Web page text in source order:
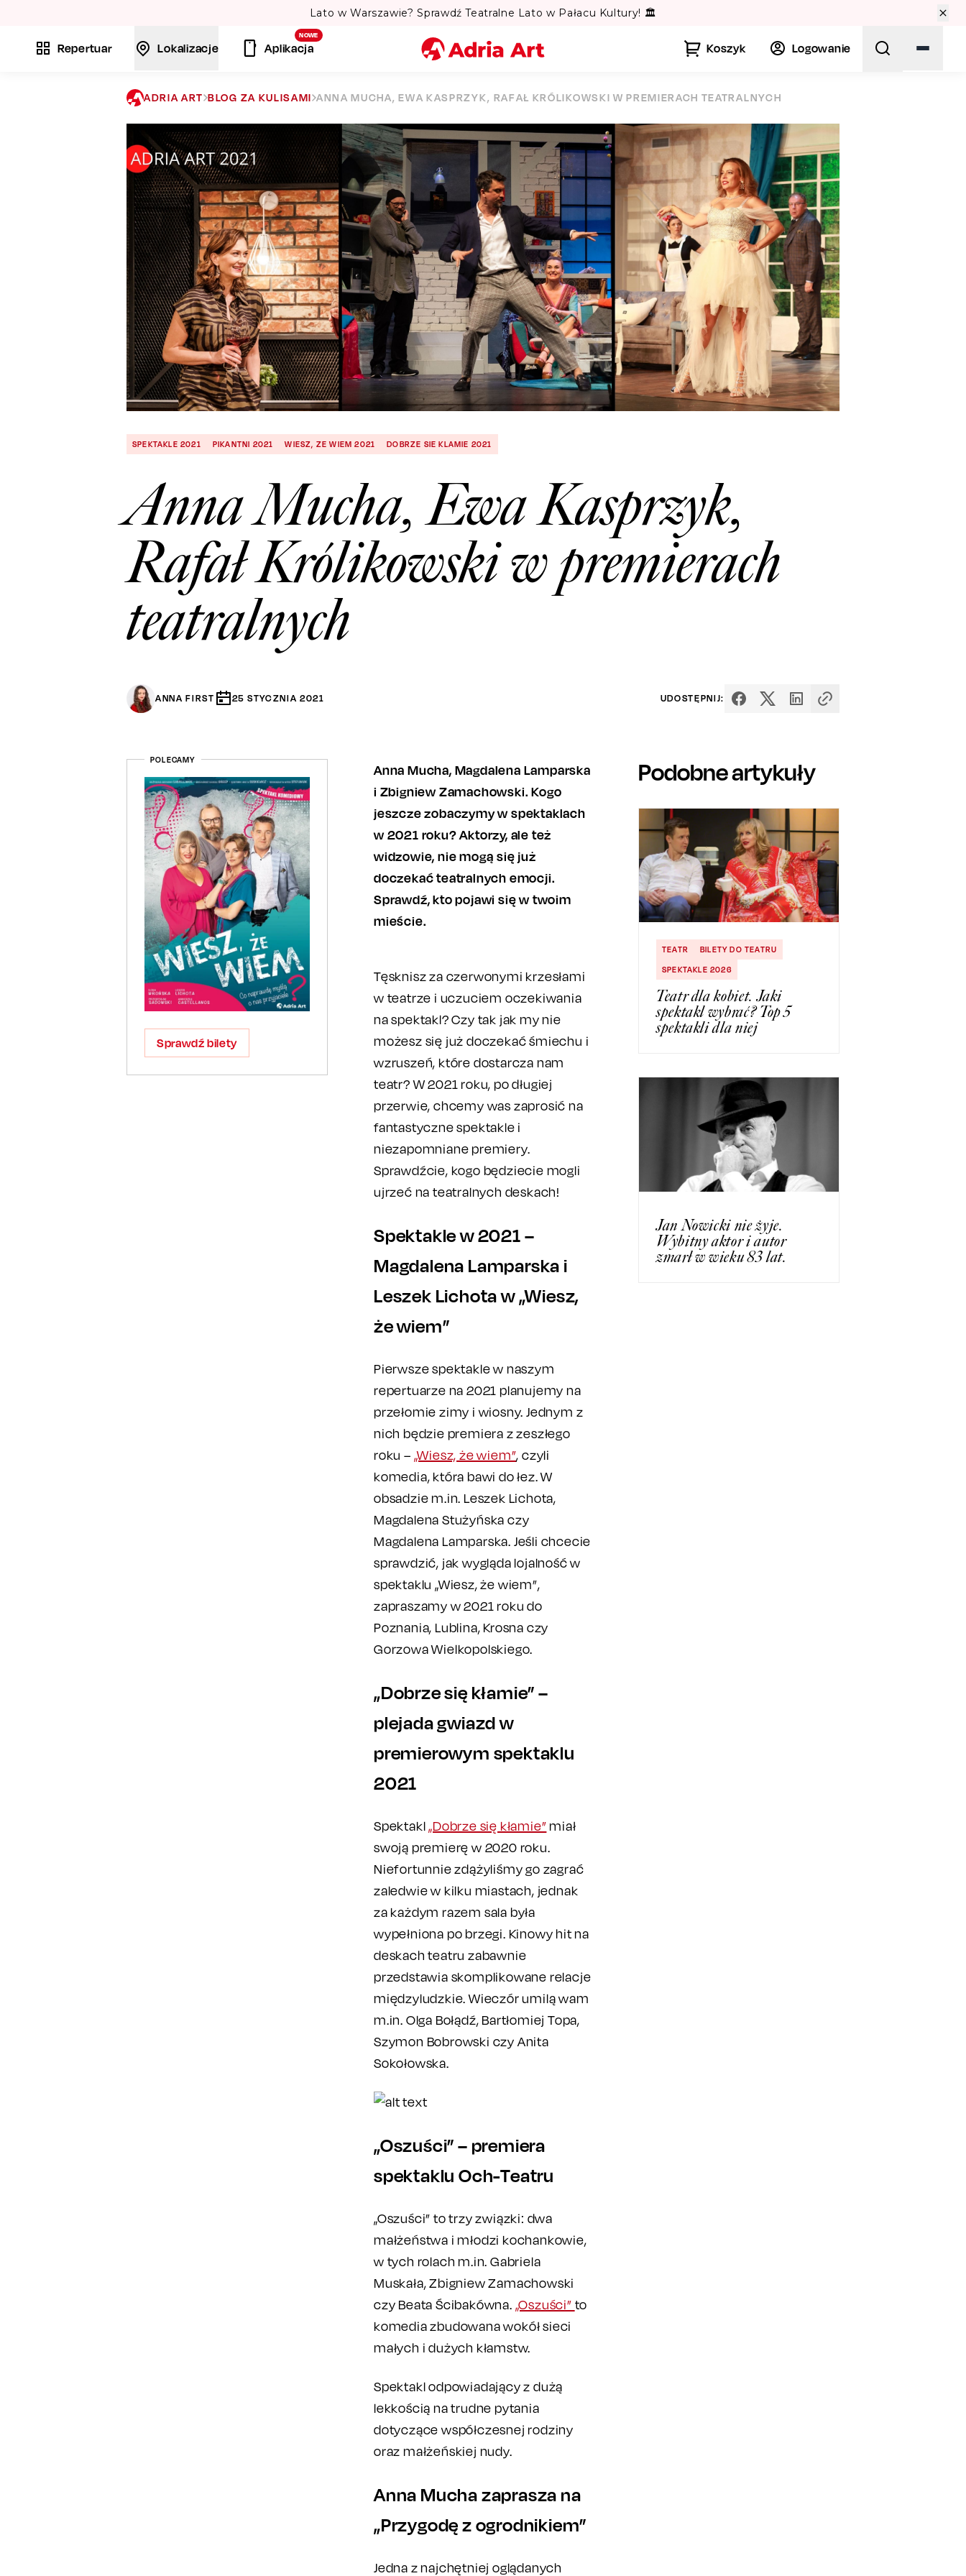
Lato w Warszawie? Sprawdź Teatralne Lato w Pałacu Kultury! 🏛️
Repertuar Lokalizacje
NOWE
Aplikacja Koszyk Logowanie
Miasto
Kategoria
Szukaj
ADRIA ART BLOG ZA KULISAMI ANNA MUCHA, EWA KASPRZYK, RAFAŁ KRÓLIKOWSKI W PREMIERACH TEATRALNYCH
SPEKTAKLE 2021 PIKANTNI 2021 WIESZ, ZE WIEM 2021 DOBRZE SIE KLAMIE 2021
Anna Mucha, Ewa Kasprzyk,
Rafał Królikowski w premierach
teatralnych
ANNA FIRST 25 STYCZNIA 2021 UDOSTĘPNIJ:
POLECAMY
Sprawdź bilety
Anna Mucha, Magdalena Lamparska
i Zbigniew Zamachowski. Kogo
jeszcze zobaczymy w spektaklach
w 2021 roku? Aktorzy, ale też
widzowie, nie mogą się już
doczekać teatralnych emocji.
Sprawdź, kto pojawi się w twoim
mieście.
Tęsknisz za czerwonymi krzesłami
w teatrze i uczuciem oczekiwania
na spektakl? Czy tak jak my nie
możesz się już doczekać śmiechu i
wzruszeń, które dostarcza nam
teatr? W 2021 roku, po długiej
przerwie, chcemy was zaprosić na
fantastyczne spektakle i
niezapomniane premiery.
Sprawdźcie, kogo będziecie mogli
ujrzeć na teatralnych deskach!
Spektakle w 2021 –
Magdalena Lamparska i
Leszek Lichota w „Wiesz,
że wiem”
Pierwsze spektakle w naszym
repertuarze na 2021 planujemy na
przełomie zimy i wiosny. Jednym z
nich będzie premiera z zeszłego
roku – „Wiesz, że wiem”, czyli
komedia, która bawi do łez. W
obsadzie m.in. Leszek Lichota,
Magdalena Stużyńska czy
Magdalena Lamparska. Jeśli chcecie
sprawdzić, jak wygląda lojalność w
spektaklu „Wiesz, że wiem”,
zapraszamy w 2021 roku do
Poznania, Lublina, Krosna czy
Gorzowa Wielkopolskiego.
„Dobrze się kłamie” –
plejada gwiazd w
premierowym spektaklu
2021
Spektakl„Dobrze się kłamie” miał
swoją premierę w 2020 roku.
Niefortunnie zdążyliśmy go zagrać
zaledwie w kilku miastach, jednak
za każdym razem sala była
wypełniona po brzegi. Kinowy hit na
deskach teatru zabawnie
przedstawia skomplikowane relacje
międzyludzkie. Wieczór umilą wam
m.in. Olga Bołądź, Bartłomiej Topa,
Szymon Bobrowski czy Anita
Sokołowska.
„Oszuści” – premiera
spektaklu Och-Teatru
„Oszuści” to trzy związki: dwa
małżeństwa i młodzi kochankowie,
w tych rolach m.in. Gabriela
Muskała, Zbigniew Zamachowski
czy Beata Ścibakówna. „Oszuści” to
komedia zbudowana wokół sieci
małych i dużych kłamstw.
Spektakl odpowiadający z dużą
lekkością na trudne pytania
dotyczące współczesnej rodziny
oraz małżeńskiej nudy.
Anna Mucha zaprasza na
„Przygodę z ogrodnikiem”
Jedna z najchętniej oglądanych
Podobne artykuły
TEATR
BILETY DO TEATRU
SPEKTAKLE 2026
Teatr dla kobiet. Jaki
spektakl wybrać? Top 5
spektakli dla niej
Jan Nowicki nie żyje.
Wybitny aktor i autor
zmarł w wieku 83 lat.